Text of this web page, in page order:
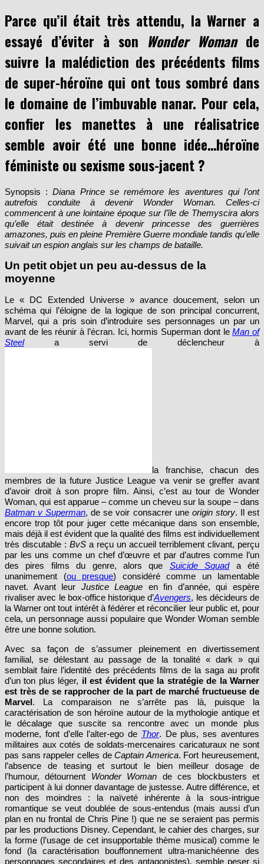
Parce qu’il était très attendu, la Warner a
essayé d’éviter à sonWonder Womande
suivre la malédiction des précédents films
de super-héroïne qui ont tous sombré dans
le domaine de l’imbuvable nanar. Pour cela,
confier les manettes à une réalisatrice
semble avoir été une bonne idée…héroïne
féministe ou sexisme sous-jacent ?
Synopsis :Diana Prince se remémore les aventures qui l’ont
autrefois conduite à devenir Wonder Woman. Celles-ci
commencent à une lointaine époque sur l’île de Themyscira alors
qu’elle était destinée à devenir princesse des guerrières
amazones, puis en pleine Première Guerre mondiale tandis qu’elle
suivait un espion anglais sur les champs de bataille.
Un petit objet un peu au-dessus de la
Le « DC Extended Universe » avance doucement, selon un
schéma qui l’éloigne de la logique de son principal concurrent,
Marvel, qui a pris soin d’introduire ses personnages un par un
avant de les réunir à l’écran. Ici, hormis Superman dont le
Man of
la franchise, chacun des
membres de la future Justice League va venir se greffer avant
d’avoir droit à son propre film. Ainsi, c’est au tour de Wonder
Woman, qui est apparue – comme un cheveu sur la soupe – dans
Batman v Superman , de se voir consacrer uneorigin story. Il est
encore trop tôt pour juger cette mécanique dans son ensemble,
mais déjà il est évident que la qualité des films est individuellement
très discutable :BvS a reçu un accueil terriblement clivant, perçu
par les uns comme un chef d’œuvre et par d’autres comme l’un
des pires films du genre, alors queSuicide Squada été
unanimement (ou presque ) considéré comme un lamentable
navet. Avant leurJustice Leagueen fin d’année, qui espère
rivaliser avec le box-office historique d’Avengers, les décideurs de
la Warner ont tout intérêt à fédérer et réconcilier leur public et, pour
cela, un personnage aussi populaire que Wonder Woman semble
être une bonne solution.
Avec sa façon de s’assumer pleinement en divertissement
familial, se délestant au passage de la tonalité « dark » qui
semblait faire l’identité des précédents films de la saga au profit
d’un ton plus léger,il est évident que la stratégie de la Warner
est très de se rapprocher de la part de marché fructueuse de
Marvel. La comparaison ne s’arrête pas là, puisque la
caractérisation de son héroïne autour de la mythologie antique et
le décalage que suscite sa rencontre avec un monde plus
moderne, font d’elle l’alter-ego deThor. De plus, ses aventures
militaires aux cotés de soldats-mercenaires caricaturaux ne sont
pas sans rappeler celles deCaptain America . Fort heureusement,
l’absence de teasing et surtout le bien meilleur dosage de
l’humour, détournent Wonder Womande ces blockbusters et
participent à lui donner davantage de justesse. Autre différence, et
non des moindres : la naïveté inhérente à la sous-intrigue
romantique se veut doublée de sous-entendus (mais aussi d’un
plan en nu frontal de Chris Pine !) que ne se seraient pas permis
par les productions Disney. Cependant, le cahier des charges, sur
la forme (l’usage de cet insupportable thème musical) comme le